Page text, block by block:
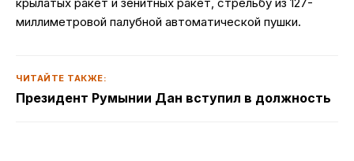
крылатых ракет и зенитных ракет, стрельбу из 127-
миллиметровой палубной автоматической пушки.
ЧИТАЙТЕ ТАКЖЕ:
Президент Румынии Дан вступил в должность